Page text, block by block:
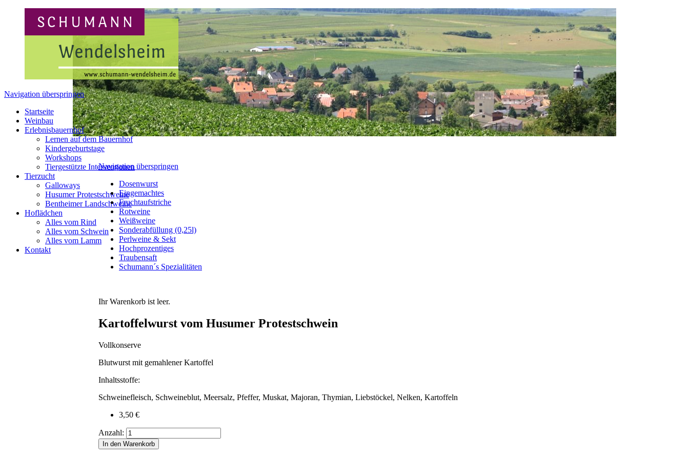
Navigation überspringen
Startseite
Weinbau
Erlebnisbauernhof
Lernen auf dem Bauernhof
Kindergeburtstage
Workshops
Tiergestützte Interventionen
Tierzucht
Galloways
Husumer Protestschweine
Bentheimer Landschweine
Hoflädchen
Alles vom Rind
Alles vom Schwein
Alles vom Lamm
Kontakt
Navigation überspringen
Dosenwurst
Eingemachtes
Fruchtaufstriche
Rotweine
Weißweine
Sonderabfüllung (0,25l)
Perlweine & Sekt
Hochprozentiges
Traubensaft
Schumann´s Spezialitäten
Ihr Warenkorb ist leer.
Kartoffelwurst vom Husumer Protestschwein
Vollkonserve
Blutwurst mit gemahlener Kartoffel
Inhaltsstoffe:
Schweinefleisch, Schweineblut, Meersalz, Pfeffer, Muskat, Majoran, Thymian, Liebstöckel, Nelken, Kartoffeln
3,50 €
Anzahl: